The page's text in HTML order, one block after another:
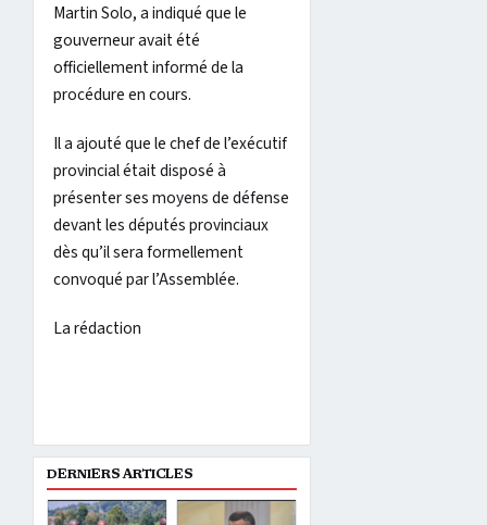
Martin Solo, a indiqué que le
gouverneur avait été
officiellement informé de la
procédure en cours.
Il a ajouté que le chef de l’exécutif
provincial était disposé à
présenter ses moyens de défense
devant les députés provinciaux
dès qu’il sera formellement
convoqué par l’Assemblée.
La rédaction
DERNIERS ARTICLES